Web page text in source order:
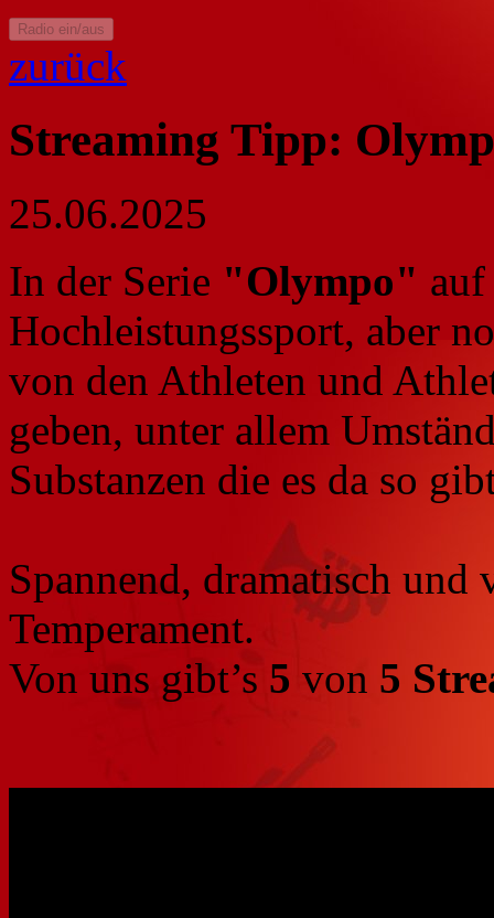
Radio ein/aus
zurück
Streaming Tipp:
25.06.2025
In der Serie "Olympo"
Hochleistungssport, aber
von den Athleten und
geben, unter allem
Substanzen die es da so
Spannend, dramatisch
Temperament.
Von uns gibt’s 5 von 5